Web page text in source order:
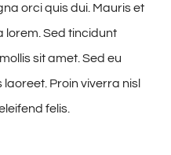
orci quis dui. Mauris et
lorem. Sed tincidunt
sit amet. Sed eu
Proin viverra nisl
felis.